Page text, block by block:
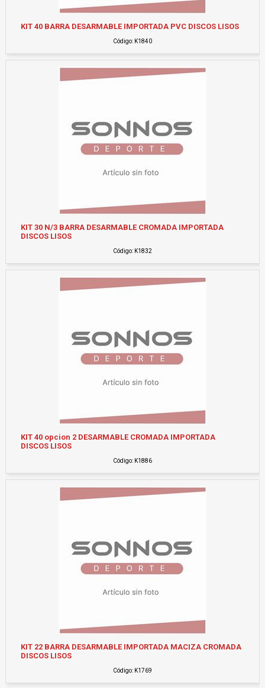
KIT 40 BARRA DESARMABLE IMPORTADA PVC DISCOS LISOS
Código: K1840
KIT 30 N/3 BARRA DESARMABLE CROMADA IMPORTADA
DISCOS LISOS
Código: K1832
KIT 40 opcion 2 DESARMABLE CROMADA IMPORTADA
DISCOS LISOS
Código: K1886
KIT 22 BARRA DESARMABLE IMPORTADA MACIZA CROMADA
DISCOS LISOS
Código: K1769